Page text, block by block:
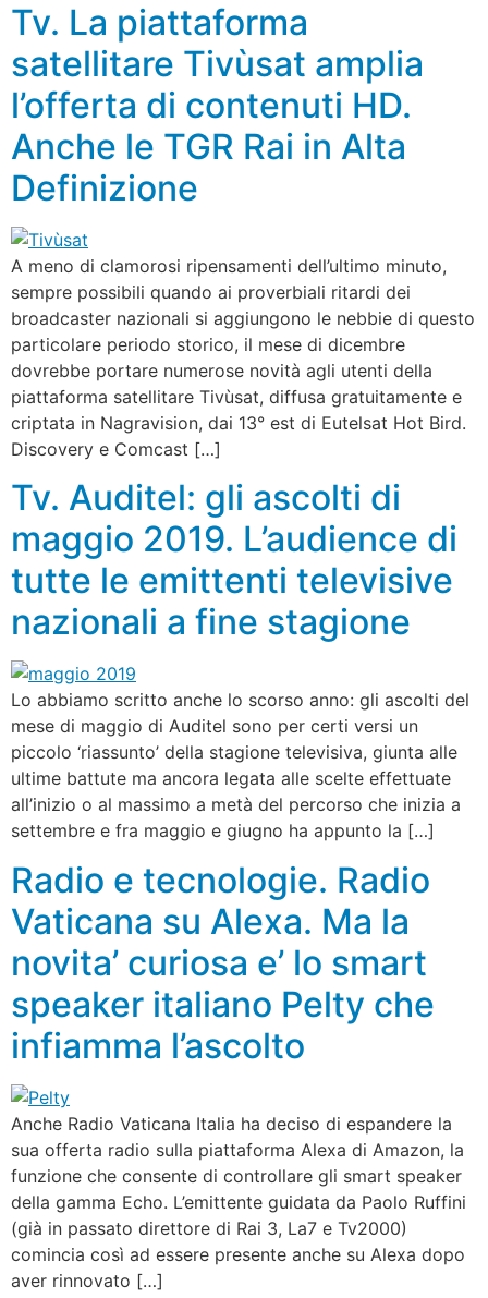
Tv. La piattaforma
satellitare Tivùsat amplia
l’offerta di contenuti HD.
Anche le TGR Rai in Alta
Definizione
A meno di clamorosi ripensamenti dell’ultimo minuto,
sempre possibili quando ai proverbiali ritardi dei
broadcaster nazionali si aggiungono le nebbie di questo
particolare periodo storico, il mese di dicembre
dovrebbe portare numerose novità agli utenti della
piattaforma satellitare Tivùsat, diffusa gratuitamente e
criptata in Nagravision, dai 13° est di Eutelsat Hot Bird.
Discovery e Comcast […]
Tv. Auditel: gli ascolti di
maggio 2019. L’audience di
tutte le emittenti televisive
nazionali a fine stagione
Lo abbiamo scritto anche lo scorso anno: gli ascolti del
mese di maggio di Auditel sono per certi versi un
piccolo ‘riassunto’ della stagione televisiva, giunta alle
ultime battute ma ancora legata alle scelte effettuate
all’inizio o al massimo a metà del percorso che inizia a
settembre e fra maggio e giugno ha appunto la […]
Radio e tecnologie. Radio
Vaticana su Alexa. Ma la
novita’ curiosa e’ lo smart
speaker italiano Pelty che
infiamma l’ascolto
Anche Radio Vaticana Italia ha deciso di espandere la
sua offerta radio sulla piattaforma Alexa di Amazon, la
funzione che consente di controllare gli smart speaker
della gamma Echo. L’emittente guidata da Paolo Ruffini
(già in passato direttore di Rai 3, La7 e Tv2000)
comincia così ad essere presente anche su Alexa dopo
aver rinnovato […]